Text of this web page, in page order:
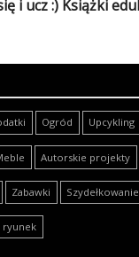
i ucz :) Książki
Ogród Upcykling
Autorskie projekty
Zabawki Szydełkowanie
ryunek